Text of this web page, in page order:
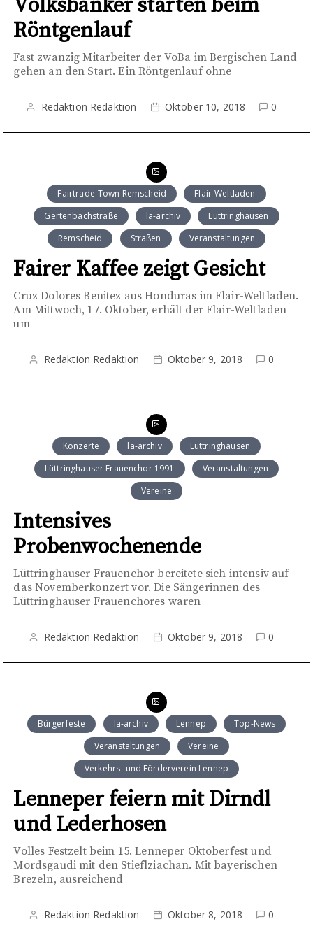
Volksbanker starten beim
Röntgenlauf
Fast zwanzig Mitarbeiter der VoBa im Bergischen Land
gehen an den Start. Ein Röntgenlauf ohne
Redaktion Redaktion Oktober 10, 2018 0
Fairtrade-Town Remscheid
Flair-Weltladen
Gertenbachstraße
la-archiv
Lüttringhausen
Remscheid
Straßen Veranstaltungen
Fairer Kaffee zeigt Gesicht
Cruz Dolores Benitez aus Honduras im Flair-Weltladen.
Am Mittwoch, 17. Oktober, erhält der Flair-Weltladen
um
Redaktion Redaktion Oktober 9, 2018 0
Konzerte la-archiv
Lüttringhausen
Lüttringhauser Frauenchor 1991
Veranstaltungen
Vereine
Intensives
Probenwochenende
Lüttringhauser Frauenchor bereitete sich intensiv auf
das Novemberkonzert vor. Die Sängerinnen des
Lüttringhauser Frauenchores waren
Redaktion Redaktion Oktober 9, 2018 0
Bürgerfeste la-archiv Lennep
Top-News
Veranstaltungen
Vereine
Verkehrs- und Förderverein Lennep
Lenneper feiern mit Dirndl
und Lederhosen
Volles Festzelt beim 15. Lenneper Oktoberfest und
Mordsgaudi mit den Stieflziachan. Mit bayerischen
Brezeln, ausreichend
Redaktion Redaktion Oktober 8, 2018 0